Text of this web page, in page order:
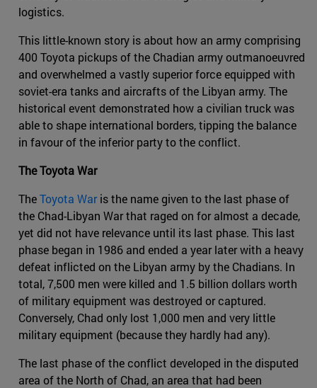
logistics.
This little-known story is about how an army comprising
400 Toyota pickups of the Chadian army outmanoeuvred
and overwhelmed a vastly superior force equipped with
soviet-era tanks and aircrafts of the Libyan army. The
historical event demonstrated how a civilian truck was
able to shape international borders, tipping the balance
in favour of the inferior party to the conflict.
The Toyota War
TheToyota Waris the name given to the last phase of
the Chad-Libyan War that raged on for almost a decade,
yet did not have relevance until its last phase. This last
phase began in 1986 and ended a year later with a heavy
defeat inflicted on the Libyan army by the Chadians. In
total, 7,500 men were killed and 1.5 billion dollars worth
of military equipment was destroyed or captured.
Conversely, Chad only lost 1,000 men and very little
military equipment (because they hardly had any).
The last phase of the conflict developed in the disputed
area of the North of Chad, an area that had been